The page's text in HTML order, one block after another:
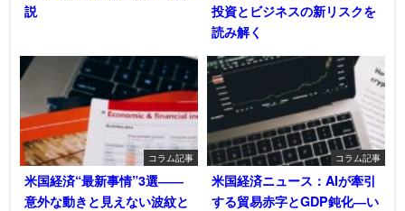
説
投資とビジネスの新リスクを
読み解く
コラム記事
米国経済“最新事情”3選――
意外な動きと見えない波紋と
コラム記事
米国経済ニュース：AIが牽引
する貿易赤字とGDP鈍化―い